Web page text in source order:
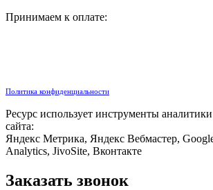
Принимаем к оплате:
Политика конфиденциальности
Ресурс использует инструменты
сайта:
Яндекс Метрика, Яндекс Вебмастер,
Analytics, JivoSite, Вконтакте
Заказать звонок